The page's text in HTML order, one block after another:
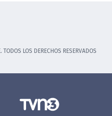
LOS DERECHOS RESERVADOS